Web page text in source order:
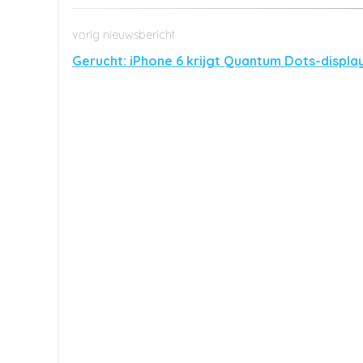
Gerucht: iPhone 6 krijgt Quantum Dots-